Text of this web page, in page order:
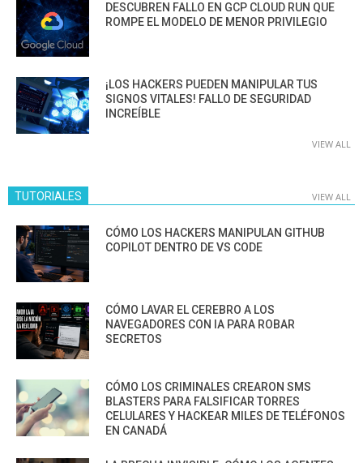
DESCUBREN FALLO EN GCP CLOUD RUN QUE
ROMPE EL MODELO DE MENOR PRIVILEGIO
¡LOS HACKERS PUEDEN MANIPULAR TUS
SIGNOS VITALES! FALLO DE SEGURIDAD
INCREÍBLE
VIEW ALL
TUTORIALES VIEW ALL
CÓMO LOS HACKERS MANIPULAN GITHUB
COPILOT DENTRO DE VS CODE
CÓMO LAVAR EL CEREBRO A LOS
NAVEGADORES CON IA PARA ROBAR
SECRETOS
CÓMO LOS CRIMINALES CREARON SMS
BLASTERS PARA FALSIFICAR TORRES
CELULARES Y HACKEAR MILES DE TELÉFONOS
EN CANADÁ